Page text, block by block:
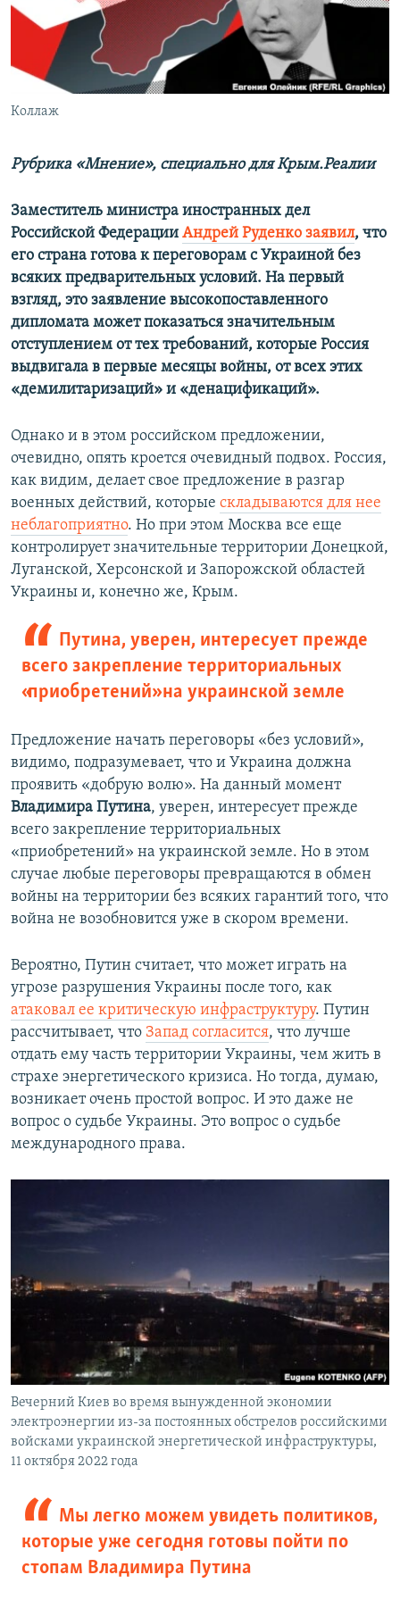
ПОБЕДИТЕЛЕЙ НЕ СУДЯТ?
КРЫМ.НЕПОКОРЕННЫЙ
ELIFBE
УКРАИНСКАЯ ПРОБЛЕМА КРЫМА
ПРИСОЕДИНЯЙТЕСЬ!
Коллаж
Рубрика «Мнение», специально для Крым.Реалии
Заместитель министра иностранных дел
Российской Федерации Андрей Руденко заявил, что
его страна готова к переговорам с Украиной без
всяких предварительных условий. На первый
взгляд, это заявление высокопоставленного
дипломата может показаться значительным
отступлением от тех требований, которые Россия
выдвигала в первые месяцы войны, от всех этих
«демилитаризаций» и «денацификаций».
Однако и в этом российском предложении,
очевидно, опять кроется очевидный подвох. Россия,
как видим, делает свое предложение в разгар
военных действий, которые складываются для нее
неблагоприятно. Но при этом Москва все еще
контролирует значительные территории Донецкой,
Луганской, Херсонской и Запорожской областей
Украины и, конечно же, Крым.
Путина, уверен, интересует прежде
всего закрепление территориальных
«приобретений» на украинской земле
Предложение начать переговоры «без условий»,
видимо, подразумевает, что и Украина должна
проявить «добрую волю». На данный момент
Владимира Путина, уверен, интересует прежде
всего закрепление территориальных
«приобретений» на украинской земле. Но в этом
случае любые переговоры превращаются в обмен
войны на территории без всяких гарантий того, что
война не возобновится уже в скором времени.
Вероятно, Путин считает, что может играть на
угрозе разрушения Украины после того, как
атаковал ее критическую инфраструктуру. Путин
рассчитывает, что Запад согласится, что лучше
отдать ему часть территории Украины, чем жить в
страхе энергетического кризиса. Но тогда, думаю,
возникает очень простой вопрос. И это даже не
вопрос о судьбе Украины. Это вопрос о судьбе
международного права.
Вечерний Киев во время вынужденной экономии
электроэнергии из-за постоянных обстрелов российскими
войсками украинской энергетической инфраструктуры,
11 октября 2022 года
Мы легко можем увидеть политиков,
которые уже сегодня готовы пойти по
стопам Владимира Путина